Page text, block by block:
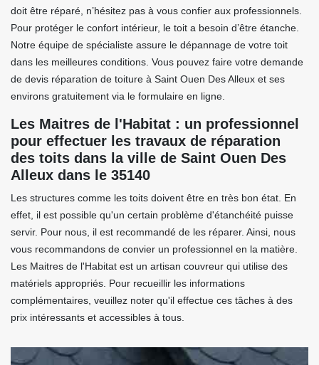
doit être réparé, n’hésitez pas à vous confier aux professionnels.
Pour protéger le confort intérieur, le toit a besoin d’être étanche.
Notre équipe de spécialiste assure le dépannage de votre toit
dans les meilleures conditions. Vous pouvez faire votre demande
de devis réparation de toiture à Saint Ouen Des Alleux et ses
environs gratuitement via le formulaire en ligne.
Les Maitres de l'Habitat : un professionnel
pour effectuer les travaux de réparation
des toits dans la ville de Saint Ouen Des
Alleux dans le 35140
Les structures comme les toits doivent être en très bon état. En
effet, il est possible qu'un certain problème d'étanchéité puisse
servir. Pour nous, il est recommandé de les réparer. Ainsi, nous
vous recommandons de convier un professionnel en la matière.
Les Maitres de l'Habitat est un artisan couvreur qui utilise des
matériels appropriés. Pour recueillir les informations
complémentaires, veuillez noter qu'il effectue ces tâches à des
prix intéressants et accessibles à tous.